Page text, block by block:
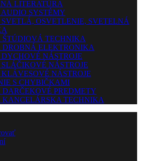
LITERATÚRA
SYSTÉMY
OSVETLENIE, SVETELNÁ
ŠTÚDIOVÁ TECHNIKA
DROBNÁ ELEKTRONIKA
NÁSTROJE
NÁSTROJE
NÁSTROJE
S CHYBIČKAMI
DARČEKOVÉ PREDMETY
KANCELÁRSKA TECHNIKA